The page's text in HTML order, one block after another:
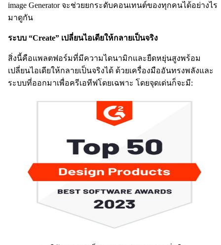
image Generator จะช่วยยกระดับคอนเทนต์ของทุกคนได้อย่างไร
มาดูกัน
ระบบ “Create” เปลี่ยนไอเดียให้กลายเป็นจริง
สิ่งนี้คือแพลตฟอร์มที่มีความไดนามิกและยืดหยุ่นสูงพร้อม
เปลี่ยนไอเดียให้กลายเป็นจริงได้ ด้วยเครื่องมืออันทรงพลังและ
ระบบที่ออกมาเพื่อครีเอทีฟโดยเฉพาะ โดยจุดเด่นก็จะมี: